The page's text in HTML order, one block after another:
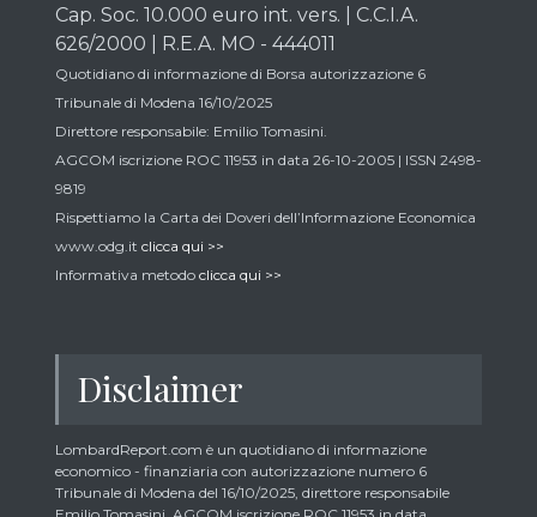
Cap. Soc. 10.000 euro int. vers. | C.C.I.A.
626/2000 | R.E.A. MO - 444011
Quotidiano di informazione di Borsa autorizzazione 6
Tribunale di Modena 16/10/2025
Direttore responsabile: Emilio Tomasini.
AGCOM iscrizione ROC 11953 in data 26-10-2005 | ISSN 2498-
9819
Rispettiamo la Carta dei Doveri dell’Informazione Economica
www.odg.it clicca qui >>
Informativa metodo clicca qui >>
Disclaimer
LombardReport.com è un quotidiano di informazione
economico - finanziaria con autorizzazione numero 6
Tribunale di Modena del 16/10/2025, direttore responsabile